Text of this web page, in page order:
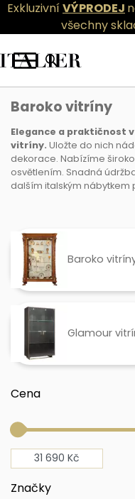
ExkluzivníVÝPRODEJ
všechny
Baroko vitríny
Baroko vitríny
Elegance a praktičnost
vitríny. Uložte do nich
dekorace. Nabízíme
osvětlením. Snadná
dalším italským nábytkem
Baroko
Glamour
Cena
Značky